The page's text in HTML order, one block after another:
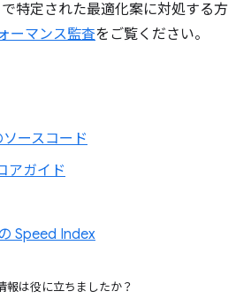
特定された最適化案に対処する方
ーマンス監査をご覧ください。
ースコード
アガイド
Speed Index
報は役に立ちましたか？